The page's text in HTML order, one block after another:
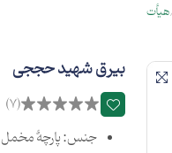
هیأت
بیرق شهید حججی
(7)
جنس: پارچۀ مخمل